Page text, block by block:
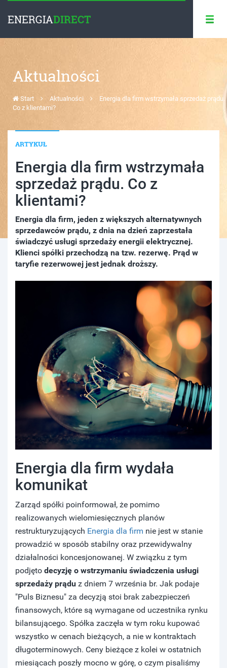
ENERGIADIRECT
Aktualności
Start Aktualności
Energia dla firm wstrzymała sprzedaż prądu.
Co z klientami?
ARTYKUŁ
Energia dla firm wstrzymała
sprzedaż prądu. Co z
klientami?
Energia dla firm, jeden z większych alternatywnych
sprzedawców prądu, z dnia na dzień zaprzestała
świadczyć usługi sprzedaży energii elektrycznej.
Klienci spółki przechodzą na tzw. rezerwę. Prąd w
taryfie rezerwowej jest jednak droższy.
Energia dla firm wydała
komunikat
Zarząd spółki poinformował, że pomimo
realizowanych wielomiesięcznych planów
restrukturyzujących Energia dla firm nie jest w stanie
prowadzić w sposób stabilny oraz przewidywalny
działalności koncesjonowanej. W związku z tym
podjęto decyzję o wstrzymaniu świadczenia usługi
sprzedaży prądu z dniem 7 września br. Jak podaje
"Puls Biznesu" za decyzją stoi brak zabezpieczeń
finansowych, które są wymagane od uczestnika rynku
bilansującego. Spółka zaczęła w tym roku kupować
wszystko w cenach bieżących, a nie w kontraktach
długoterminowych. Ceny bieżące z kolei w ostatnich
miesiącach poszły mocno w górę, o czym pisaliśmy